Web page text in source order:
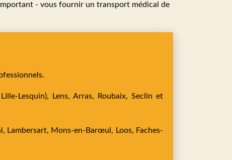
- vous fournir un transport médical de
Lesquin), Lens, Arras, Roubaix, Seclin et
Lambersart, Mons-en-Barœul, Loos, Faches-